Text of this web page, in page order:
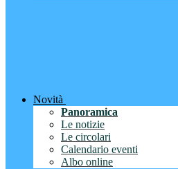
Novità
Panoramica
Le notizie
Le circolari
Calendario eventi
Albo online